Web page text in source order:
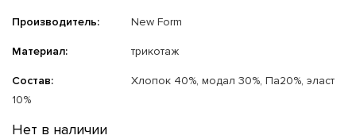
Производитель: New Form
Материал: трикотаж
Состав:
Хлопок 40%, модал 30%, Па20%, эласт
10%
Нет в наличии